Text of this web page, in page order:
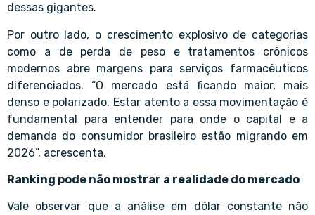
dessas gigantes.
Por outro lado, o crescimento explosivo de categorias
como a de perda de peso e tratamentos crônicos
modernos abre margens para serviços farmacêuticos
diferenciados. “O mercado está ficando maior, mais
denso e polarizado. Estar atento a essa movimentação é
fundamental para entender para onde o capital e a
demanda do consumidor brasileiro estão migrando em
2026”, acrescenta.
Ranking pode não mostrar a realidade do mercado
Vale observar que a análise em dólar constante não